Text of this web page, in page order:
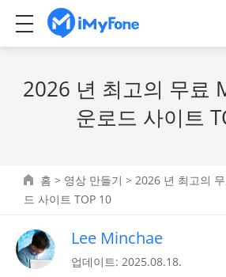
2026 년 최고의 무료
운로드 사이트
홈 > 영상 만들기 > 2026 년 최고의
드 사이트 TOP 10
Lee Minchae
업데이트: 2025.08.18.